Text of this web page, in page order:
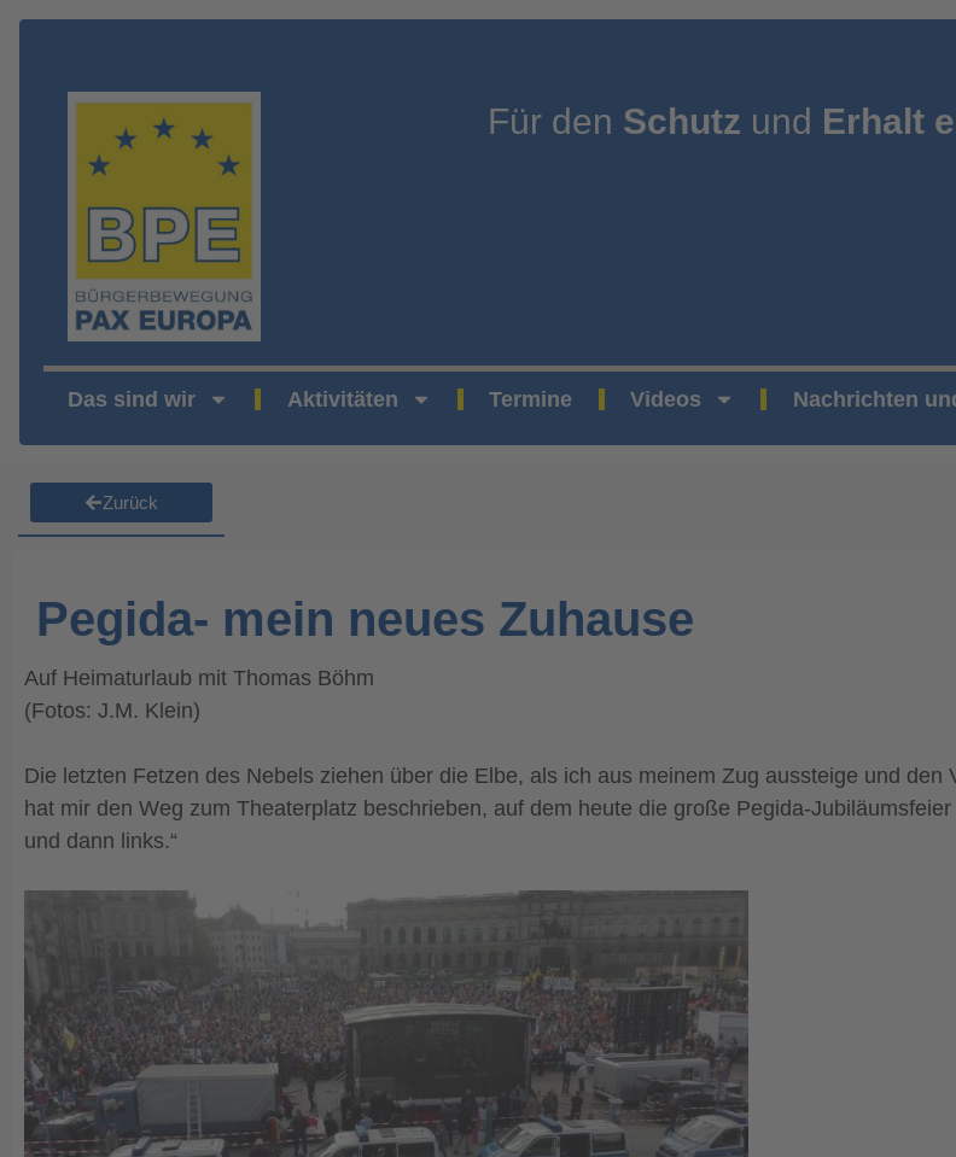
Für den Schutz und Erhalt
Das sind wir Aktivitäten Termine Videos Nachrichten
Zurück
Pegida- mein neues Zuhause
Auf Heimaturlaub mit Thomas Böhm
(Fotos: J.M. Klein)
Die letzten Fetzen des Nebels ziehen über die Elbe, als ich aus meinem Zug aussteige und
hat mir den Weg zum Theaterplatz beschrieben, auf dem heute die große Pegida-
und dann links.“